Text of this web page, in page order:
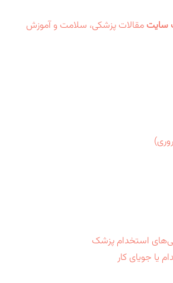
سایت مقالات پزشکی، سلامت و آموزش
استخدام پزشک
یا جویای کار